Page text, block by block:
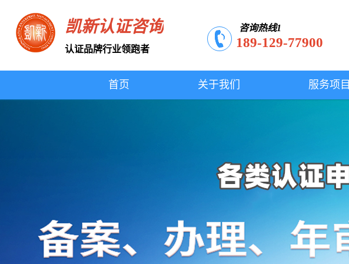
凯新认证咨询
认证品牌行业领跑者
咨询热线1
189-129-77900
首页 关于我们 服务项目